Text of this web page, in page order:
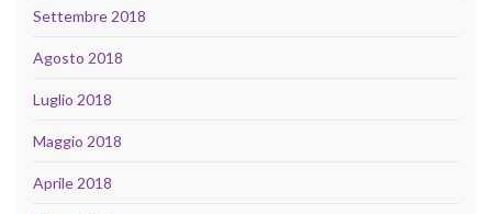
Settembre 2018
Agosto 2018
Luglio 2018
Maggio 2018
Aprile 2018